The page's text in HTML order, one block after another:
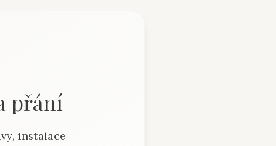
přání
instalace